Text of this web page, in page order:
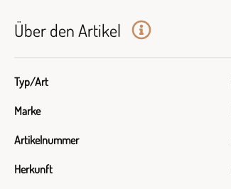
Über den Artikel
Typ/Art
Marke
Artikelnummer
Herkunft